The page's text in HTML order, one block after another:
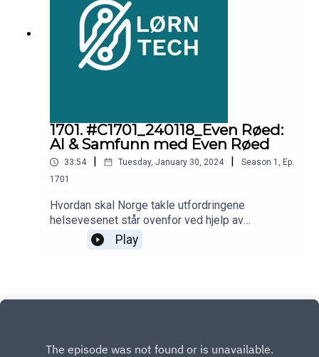
1701. #C1701_240118_Even Røed:
AI & Samfunn med Even Røed
33:54 Tuesday, January 30, 2024 Season 1 , Ep.
1701
Hvordan skal Norge takle utfordringene
helsevesenet står ovenfor ved hjelp av
digitalisering? Stortingsrepresentant Even Røed
forteller hvorfor han ikke er bekymret for
Play